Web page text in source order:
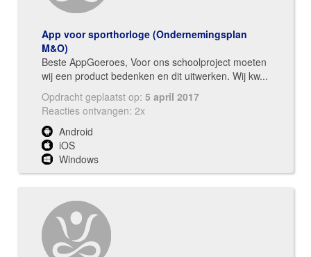
App voor sporthorloge (Ondernemingsplan
M&O)
Beste AppGoeroes, Voor ons schoolproject moeten
wij een product bedenken en dit uitwerken. Wij kw...
Opdracht geplaatst op: 5 april 2017
Reacties ontvangen: 2x
Android
iOS
Windows